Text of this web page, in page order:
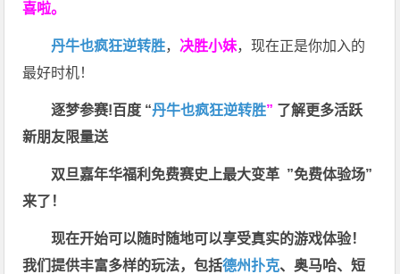
喜啦。
丹牛也疯狂逆转胜， 决胜小妹，现在正是你加入的
最好时机！
逐梦参赛!百度 “丹牛也疯狂逆转胜” 了解更多活跃
新朋友限量送
双旦嘉年华福利免费赛史上最大变革 ”免费体验场”
来了！
现在开始可以随时随地可以享受真实的游戏体验！
我们提供丰富多样的玩法，包括德州扑克、奥马哈、短